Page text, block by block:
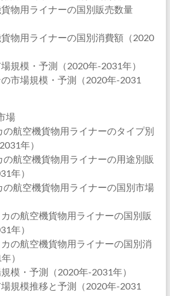
物用ライナーの国別販売数量
物用ライナーの国別消費額（2020
規模・予測（2020年-2031年）
市場規模・予測（2020年-2031
場
の航空機貨物用ライナーのタイプ別
年）
の航空機貨物用ライナーの用途別販
年）
の航空機貨物用ライナーの国別市場
の航空機貨物用ライナーの国別販
年）
の航空機貨物用ライナーの国別消
）
模・予測（2020年-2031年）
規模推移と予測（2020年-2031